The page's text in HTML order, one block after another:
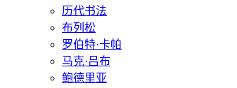
历代书法
布列松
罗伯特·卡帕
马克·吕布
鲍德里亚